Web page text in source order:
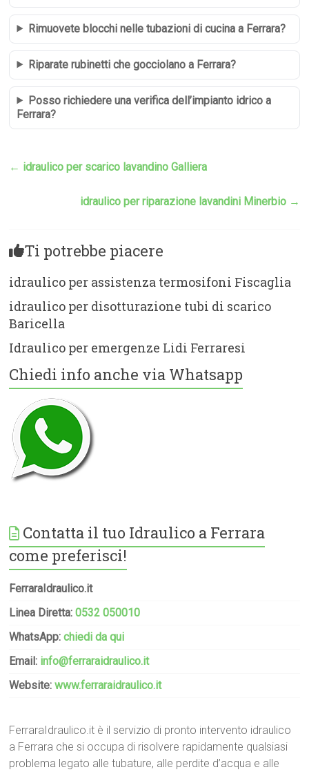
Rimuovete blocchi nelle tubazioni di cucina a Ferrara?
Riparate rubinetti che gocciolano a Ferrara?
Posso richiedere una verifica dell’impianto idrico a
Ferrara?
← idraulico per scarico lavandino Galliera
idraulico per riparazione lavandini Minerbio →
Ti potrebbe piacere
idraulico per assistenza termosifoni Fiscaglia
idraulico per disotturazione tubi di scarico
Baricella
Idraulico per emergenze Lidi Ferraresi
Chiedi info anche via Whatsapp
Contatta il tuo Idraulico a Ferrara
come preferisci!
FerraraIdraulico.it
Linea Diretta:0532 050010
WhatsApp:chiedi da qui
Email: info@ferraraidraulico.it
Website:www.ferraraidraulico.it
FerraraIdraulico.it è il servizio di pronto intervento idraulico
a Ferrara che si occupa di risolvere rapidamente qualsiasi
problema legato alle tubature, alle perdite d’acqua e alle